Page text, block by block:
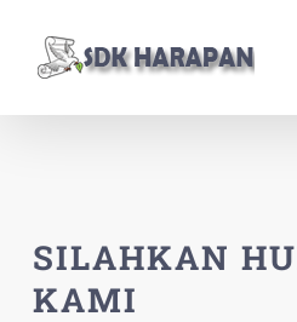
SILAHKAN
KAMI